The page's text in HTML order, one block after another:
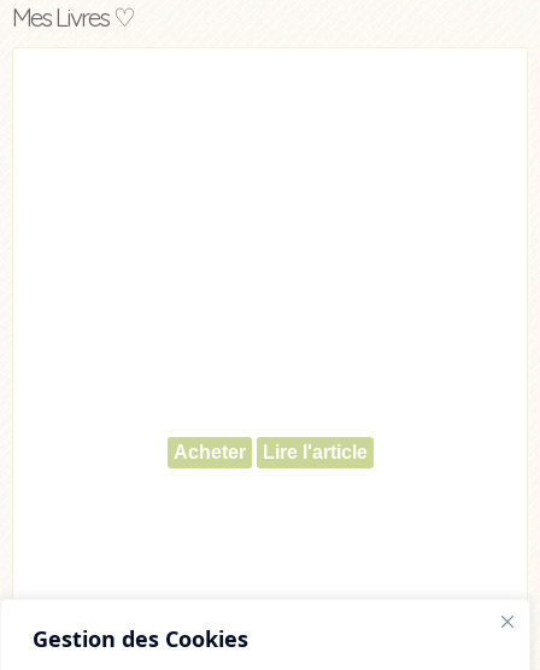
Gestion des Cookies
Mes Livres ♡
Acheter Lire l'article